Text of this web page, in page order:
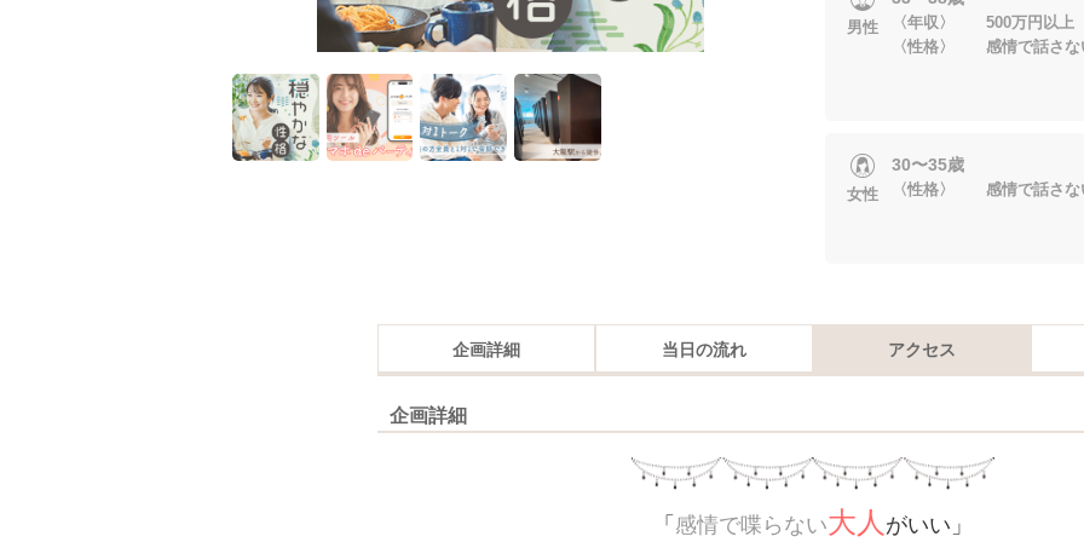
男性
〈年収〉 500万円以上
〈性格〉 感情で話さな
女性
30〜35歳
〈性格〉 感情で話さな
企画詳細 当日の流れ アクセス
企画詳細
「 感情で喋らない大人 がいい」